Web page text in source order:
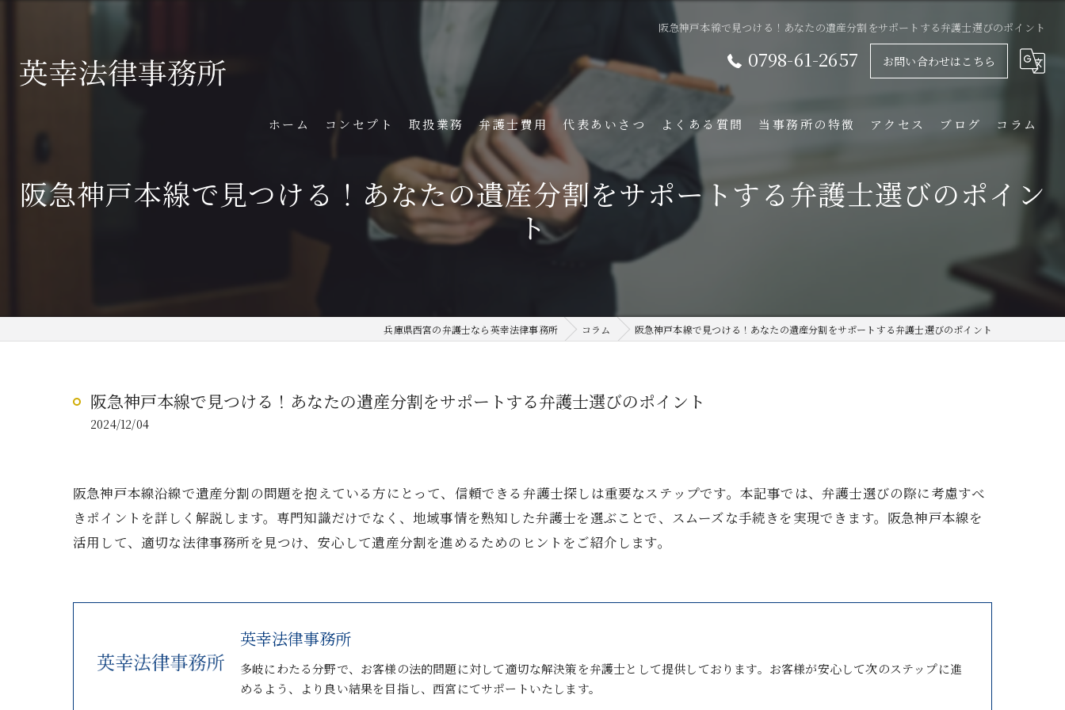
阪急神戸本線で見つける！あなたの遺産分割をサポートする弁護士選びのポイント
0798-61-2657 お問い合わせはこちら
ホーム コンセプト 取扱業務 弁護士費用 代表あいさつ よくある質問 当事務所の特徴
借金
アクセス ブログ コラム
阪急神戸本線で見つける！あなたの遺産分割をサポートする弁護士選びのポイン
ト
兵庫県西宮の弁護士なら英幸法律事務所 コラム 阪急神戸本線で見つける！あなたの遺産分割をサポートする弁護士選びのポイント
阪急神戸本線で見つける！あなたの遺産分割をサポートする弁護士選びのポイント
2024/12/04
阪急神戸本線沿線で遺産分割の問題を抱えている方にとって、信頼できる弁護士探しは重要なステップです。本記事では、弁護士選びの際に考慮すべ
きポイントを詳しく解説します。専門知識だけでなく、地域事情を熟知した弁護士を選ぶことで、スムーズな手続きを実現できます。阪急神戸本線を
活用して、適切な法律事務所を見つけ、安心して遺産分割を進めるためのヒントをご紹介します。
英幸法律事務所
多岐にわたる分野で、お客様の法的問題に対して適切な解決策を弁護士として提供しております。お客様が安心して次のステップに進
めるよう、より良い結果を目指し、西宮にてサポートいたします。